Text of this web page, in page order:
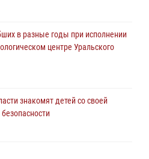
в разные годы при исполнении
центре Уральского
знакомят детей со своей